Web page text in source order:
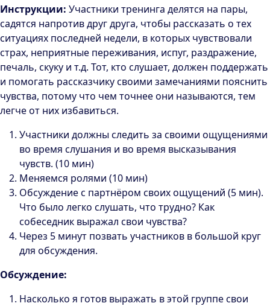
Инструкции: Участники тренинга делятся на пары,
садятся напротив друг друга, чтобы рассказать о тех
ситуациях последней недели, в которых чувствовали
страх, неприятные переживания, испуг, раздражение,
печаль, скуку и т.д. Тот, кто слушает, должен поддержать
и помогать рассказчику своими замечаниями пояснить
чувства, потому что чем точнее они называются, тем
легче от них избавиться.
Участники должны следить за своими ощущениями
во время слушания и во время высказывания
чувств. (10 мин)
Меняемся ролями (10 мин)
Обсуждение с партнёром своих ощущений (5 мин).
Что было легко слушать, что трудно? Как
собеседник выражал свои чувства?
Через 5 минут позвать участников в большой круг
для обсуждения.
Обсуждение:
Насколько я готов выражать в этой группе свои